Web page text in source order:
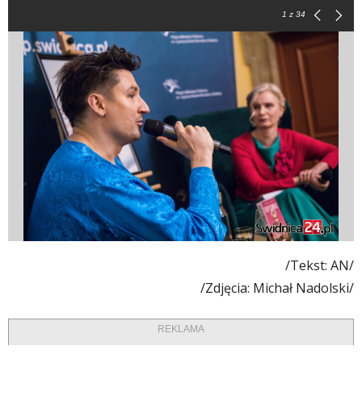
1 z 34
/Tekst: AN/
/Zdjęcia: Michał Nadolski/
REKLAMA